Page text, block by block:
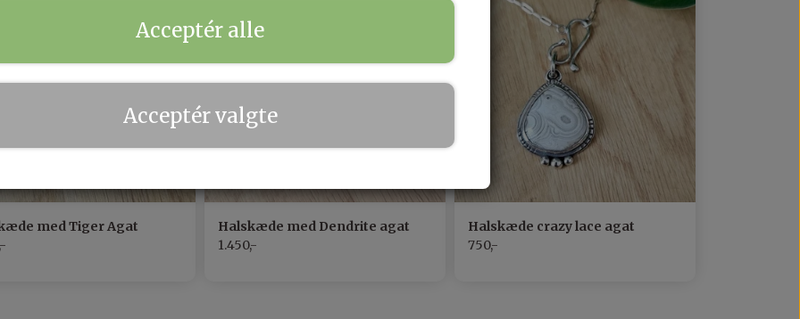
med Tiger Agat
Halskæde med Dendrite agat
1.450,-
Halskæde crazy lace agat
750,-
Acceptér alle
Acceptér valgte